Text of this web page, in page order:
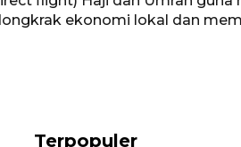
ekonomi lokal dan
Terpopuler